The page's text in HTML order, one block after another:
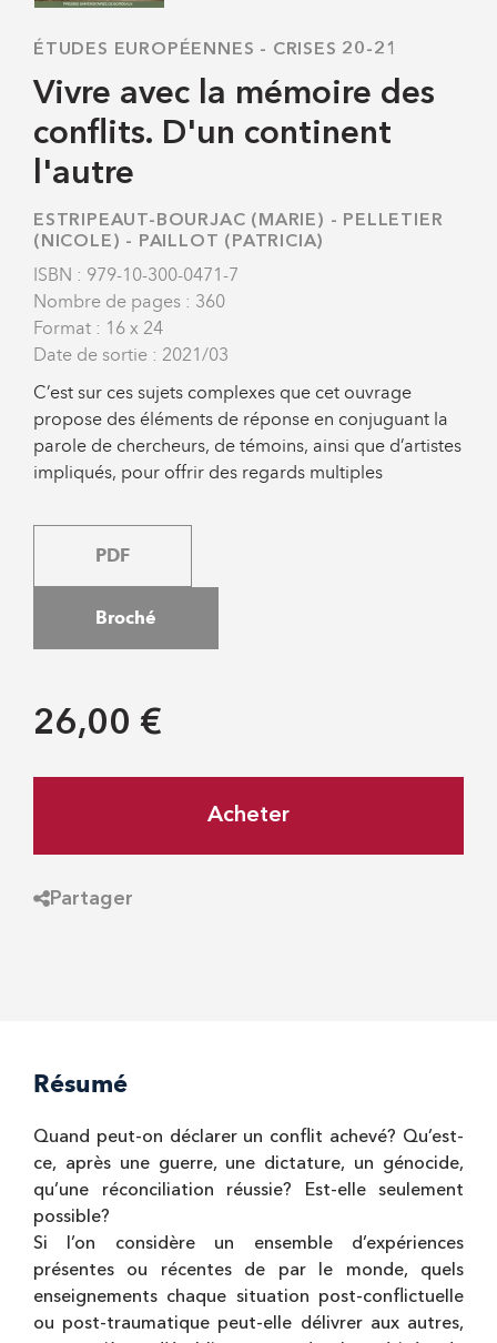
ÉTUDES EUROPÉENNES - CRISES 20-21
Vivre avec la mémoire des
conflits. D'un continent
l'autre
ESTRIPEAUT-BOURJAC (MARIE) - PELLETIER
(NICOLE) - PAILLOT (PATRICIA)
ISBN : 979-10-300-0471-7
Nombre de pages : 360
Format : 16 x 24
Date de sortie : 2021/03
C’est sur ces sujets complexes que cet ouvrage
propose des éléments de réponse en conjuguant la
parole de chercheurs, de témoins, ainsi que d’artistes
impliqués, pour offrir des regards multiples
PDF
Broché
26,00 €
Acheter
Partager
Résumé
Quand peut-on déclarer un conflit achevé? Qu’est-
ce, après une guerre, une dictature, un génocide,
qu’une réconciliation réussie? Est-elle seulement
possible?
Si l’on considère un ensemble d’expériences
présentes ou récentes de par le monde, quels
enseignements chaque situation post-conflictuelle
ou post-traumatique peut-elle délivrer aux autres,